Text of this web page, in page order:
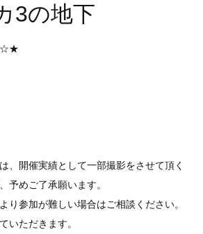
3の地下
☆★
、開催実績として一部撮影をさせて頂く
予めご了承願います。
り参加が難しい場合はご相談ください。
いただきます。